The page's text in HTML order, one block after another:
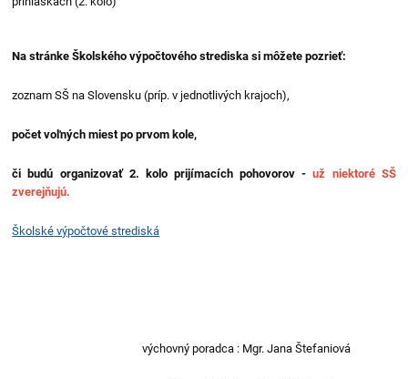
Na stránke Školského výpočtového strediska si môžete pozrieť:
zoznam SŠ na Slovensku (príp. v jednotlivých krajoch),
počet voľných miest po prvom kole,
či budú organizovať 2. kolo prijímacích pohovorov -už niektoré SŠ
zverejňujú.
Školské výpočtové strediská
výchovný poradca : Mgr. Jana Štefaniová